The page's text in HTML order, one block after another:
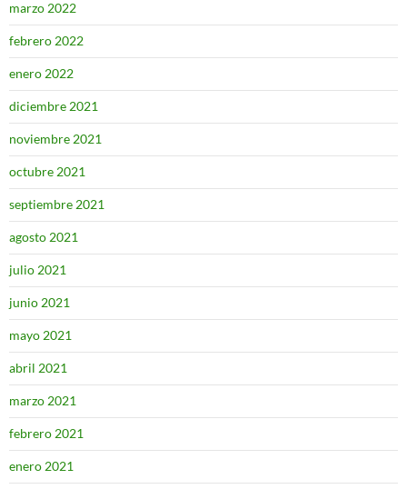
marzo 2022
febrero 2022
enero 2022
diciembre 2021
noviembre 2021
octubre 2021
septiembre 2021
agosto 2021
julio 2021
junio 2021
mayo 2021
abril 2021
marzo 2021
febrero 2021
enero 2021